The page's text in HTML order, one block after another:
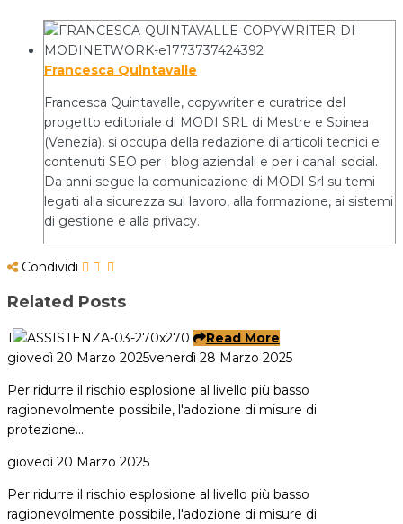
Francesca Quintavalle
Francesca Quintavalle, copywriter e curatrice del
progetto editoriale di MODI SRL di Mestre e Spinea
(Venezia), si occupa della redazione di articoli tecnici e
contenuti SEO per i blog aziendali e per i canali social.
Da anni segue la comunicazione di MODI Srl su temi
legati alla sicurezza sul lavoro, alla formazione, ai sistemi
di gestione e alla privacy.
Condividi
Related Posts
1
Read More
giovedì 20 Marzo 2025venerdì 28 Marzo 2025
Per ridurre il rischio esplosione al livello più basso
ragionevolmente possibile, l'adozione di misure di
protezione…
giovedì 20 Marzo 2025
Per ridurre il rischio esplosione al livello più basso
ragionevolmente possibile, l'adozione di misure di